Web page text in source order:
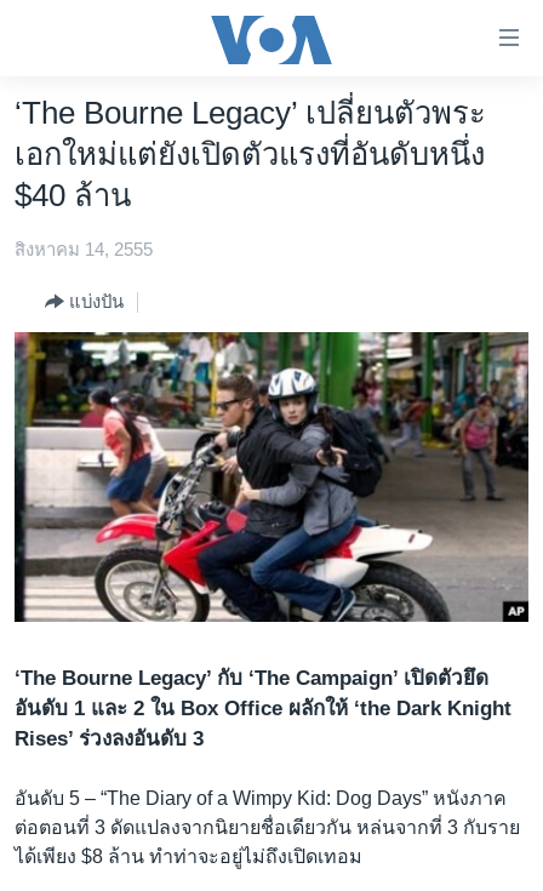
ต่อ
ไป
เนื้อหา
ข้าม
หลัก
ข้าม
ไป
การ
ค้นหา
หน้าหลัก
โลก
เอเชีย
สหรัฐฯ
ไทย
ธุรกิจ
วิทยาศาสตร์
สังคมและสุขภาพ
ไลฟ์สไตล์
ตรวจสอบข่าว
เรียนรู้ภาษาอังกฤษ
พอดคาสต์
ติดตามเรา
เลือกภาษา
‘The Bourne Legacy’ เปลี่ยนตัวพระ
เอกใหม่แต่ยังเปิดตัวแรงที่อันดับหนึ่ง
$40 ล้าน
สิงหาคม 14, 2555
แบ่งปัน
‘The Bourne Legacy’ กับ ‘The Campaign’ เปิดตัวยึด
อันดับ 1 และ 2 ใน Box Office ผลักให้ ‘the Dark Knight
Rises’ ร่วงลงอันดับ 3
อันดับ 5 – “The Diary of a Wimpy Kid: Dog Days” หนังภาค
ต่อตอนที่ 3 ดัดแปลงจากนิยายชื่อเดียวกัน หล่นจากที่ 3 กับราย
ได้เพียง $8 ล้าน ทำท่าจะอยู่ไม่ถึงเปิดเทอม